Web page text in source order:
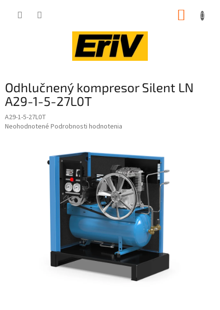
Odhlučnený kompresor Silent LN
A29-1-5-27L0T
A29-1-5-27L0T
Priemerné
Neohodnotené Podrobnosti hodnotenia